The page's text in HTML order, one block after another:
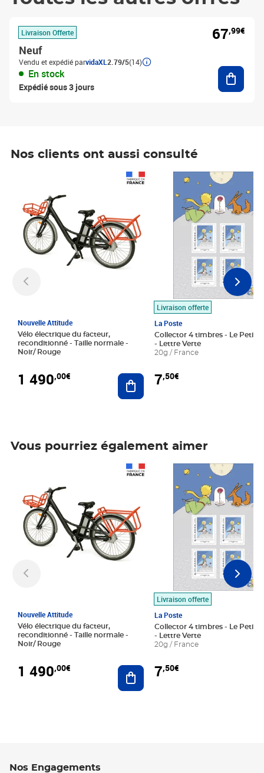
Livraison Offerte
Neuf
Vendu et expédié parvidaXL 2.79/5(14)
En stock
Expédié sous 3 jours
67,99€
Nos clients ont aussi consulté
Nouvelle Attitude
Vélo électrique du facteur,
reconditionné - Taille normale -
Noir/ Rouge
1 490,00€ Ajouter au panier
Livraison offerte
La Poste
Collector 4 timbres - Le Petit
- Lettre Verte
20g / France
7,50€
Prix 7,50€
Vous pourriez également aimer
Nouvelle Attitude
Vélo électrique du facteur,
reconditionné - Taille normale -
Noir/ Rouge
1 490,00€ Ajouter au panier
Livraison offerte
La Poste
Collector 4 timbres - Le Petit
- Lettre Verte
20g / France
7,50€
Prix 7,50€
Nos Engagements